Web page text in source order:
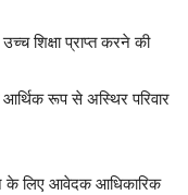
शिक्षा प्राप्त करने की
रूप से अस्थिर परिवार
के लिए आवेदक आधिकारिक